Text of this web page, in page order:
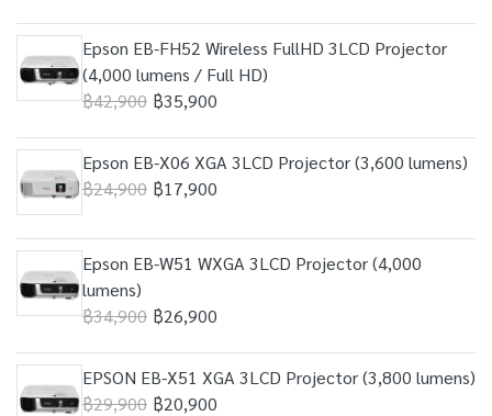
Epson EB-FH52 Wireless FullHD 3LCD Projector
(4,000 lumens / Full HD)
฿42,900 ฿35,900
Epson EB-X06 XGA 3LCD Projector (3,600 lumens)
฿24,900 ฿17,900
Epson EB-W51 WXGA 3LCD Projector (4,000
lumens)
฿34,900 ฿26,900
EPSON EB-X51 XGA 3LCD Projector (3,800 lumens)
฿29,900 ฿20,900